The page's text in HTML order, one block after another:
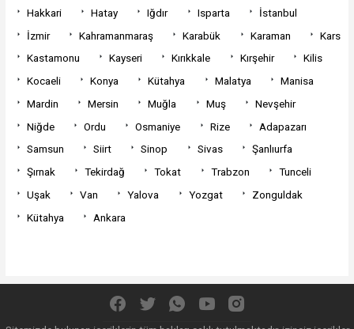
Hakkari
Hatay Iğdır Isparta
İstanbul
İzmir
Kahramanmaraş Karabük Karaman
Kars
Kastamonu
Kayseri Kırıkkale Kırşehir
Kilis
Kocaeli
Konya Kütahya Malatya
Manisa
Mardin
Mersin Muğla Muş
Nevşehir
Niğde
Ordu Osmaniye Rize
Adapazarı
Samsun
Siirt Sinop Sivas
Şanlıurfa
Şırnak
Tekirdağ Tokat Trabzon
Tunceli
Uşak
Van Yalova Yozgat
Zonguldak
Kütahya
Ankara